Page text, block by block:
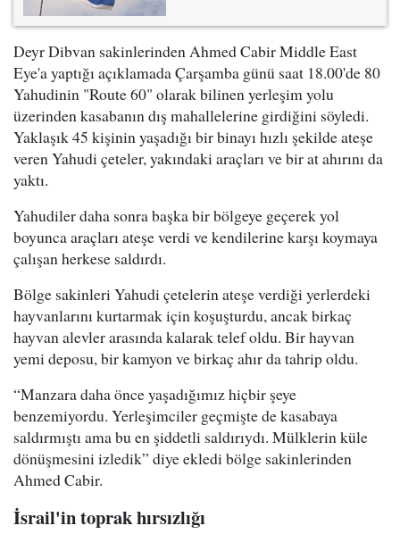
Deyr Dibvan sakinlerinden Ahmed Cabir Middle East
Eye'a yaptığı açıklamada Çarşamba günü saat 18.00'de 80
Yahudinin "Route 60" olarak bilinen yerleşim yolu
üzerinden kasabanın dış mahallelerine girdiğini söyledi.
Yaklaşık 45 kişinin yaşadığı bir binayı hızlı şekilde ateşe
veren Yahudi çeteler, yakındaki araçları ve bir at ahırını da
yaktı.
Yahudiler daha sonra başka bir bölgeye geçerek yol
boyunca araçları ateşe verdi ve kendilerine karşı koymaya
çalışan herkese saldırdı.
Bölge sakinleri Yahudi çetelerin ateşe verdiği yerlerdeki
hayvanlarını kurtarmak için koşuşturdu, ancak birkaç
hayvan alevler arasında kalarak telef oldu. Bir hayvan
yemi deposu, bir kamyon ve birkaç ahır da tahrip oldu.
“Manzara daha önce yaşadığımız hiçbir şeye
benzemiyordu. Yerleşimciler geçmişte de kasabaya
saldırmıştı ama bu en şiddetli saldırıydı. Mülklerin küle
dönüşmesini izledik” diye ekledi bölge sakinlerinden
Ahmed Cabir.
İsrail'in toprak hırsızlığı